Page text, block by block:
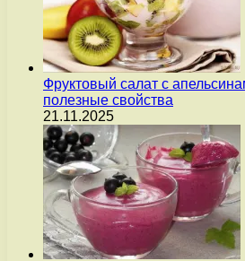
Фруктовый салат с
полезные свойства
21.11.2025